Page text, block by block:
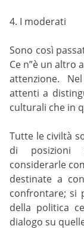
4. I moderati
Sono così
Ce n”è un altro
attenzione.
attenti a
culturali che in
Tutte le civiltà
di posizioni
considerarle
destinate a
confrontare; si
della politica
dialogo su